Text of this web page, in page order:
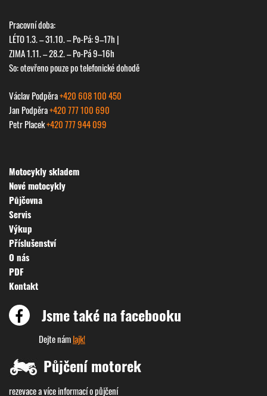
Pracovní doba:
LÉTO 1.3. – 31.10. – Po-Pá: 9–17h |
ZIMA 1.11. – 28.2. – Po-Pá 9–16h
So: otevřeno pouze po telefonické dohodě
Václav Podpěra+420 608 100 450
Jan Podpěra+420 777 100 690
Petr Placek+420 777 944 099
Motocykly skladem
Nové motocykly
Půjčovna
Servis
Výkup
Příslušenství
O nás
PDF
Kontakt
Jsme také na facebooku
Dejte námlajk!
Půjčení motorek
rezevace a více informací o půjčení